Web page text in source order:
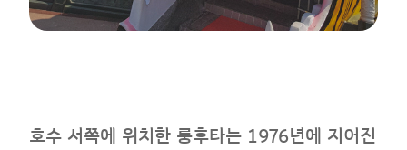
호수 서쪽에 위치한 룽후타는 1976년에 지어진